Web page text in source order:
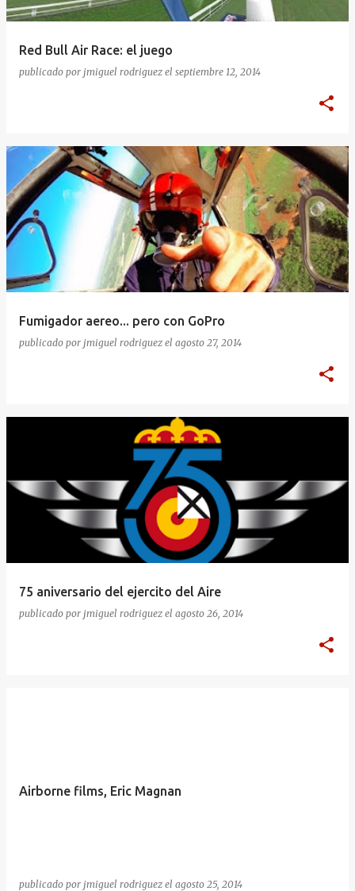
Red Bull Air Race: el juego
publicado por jmiguel rodriguez el septiembre 12, 2014
Fumigador aereo... pero con GoPro
publicado por jmiguel rodriguez el agosto 27, 2014
75 aniversario del ejercito del Aire
publicado por jmiguel rodriguez el agosto 26, 2014
Airborne films, Eric Magnan
publicado por jmiguel rodriguez el agosto 25, 2014